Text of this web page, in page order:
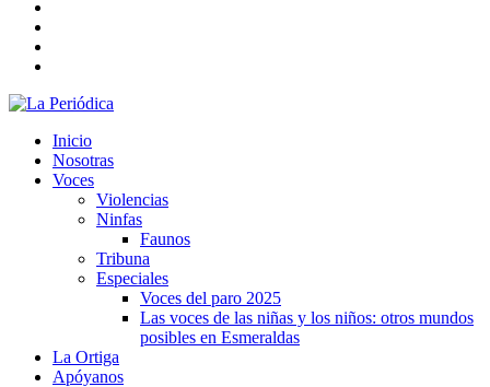
Inicio
Nosotras
Voces
Violencias
Ninfas
Faunos
Tribuna
Especiales
Voces del paro 2025
Las voces de las niñas y los niños: otros mundos
posibles en Esmeraldas
La Ortiga
Apóyanos